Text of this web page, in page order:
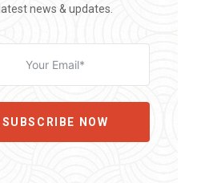
latest news & updates.
SUBSCRIBE NOW